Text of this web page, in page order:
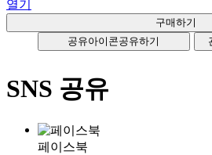
열기
공유아이콘공유하기
SNS 공유
페이스북